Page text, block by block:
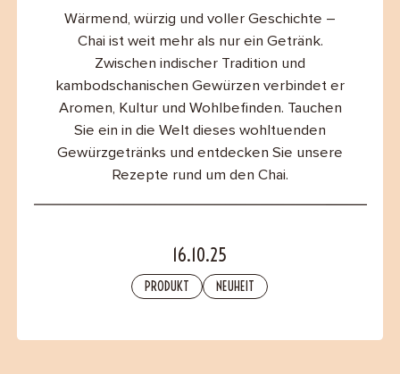
Contact
Wärmend, würzig und voller Geschichte –
Chai ist weit mehr als nur ein Getränk.
Zwischen indischer Tradition und
kambodschanischen Gewürzen verbindet er
Aromen, Kultur und Wohlbefinden. Tauchen
Sie ein in die Welt dieses wohltuenden
Gewürzgetränks und entdecken Sie unsere
Rezepte rund um den Chai.
16.10.25
PRODUKT NEUHEIT